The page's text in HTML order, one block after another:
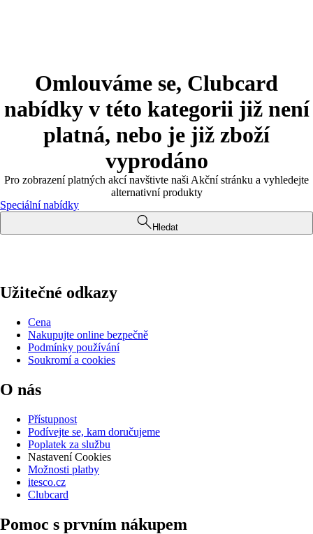
Omlouváme se, Clubcard
nabídky v této kategorii již není
platná, nebo je již zboží
vyprodáno
Pro zobrazení platných akcí navštivte naši Akční stránku a vyhledejte
alternativní produkty
Speciální nabídky
Hledat
Užitečné odkazy
Cena
Nakupujte online bezpečně
Podmínky používání
Soukromí a cookies
O nás
Přístupnost
Podívejte se, kam doručujeme
Poplatek za službu
Nastavení Cookies
Možnosti platby
itesco.cz
Clubcard
Pomoc s prvním nákupem